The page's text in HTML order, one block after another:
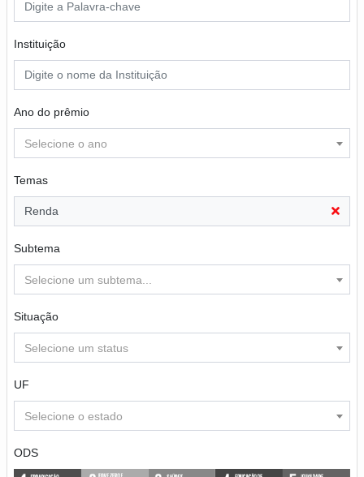
Instituição
Ano do prêmio
Selecione o ano
Temas
Renda
Subtema
Selecione um subtema...
Situação
Selecione um status
UF
Selecione o estado
ODS